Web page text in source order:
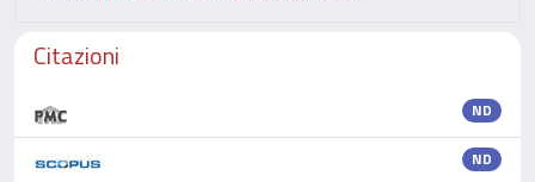
Citazioni
ND
ND